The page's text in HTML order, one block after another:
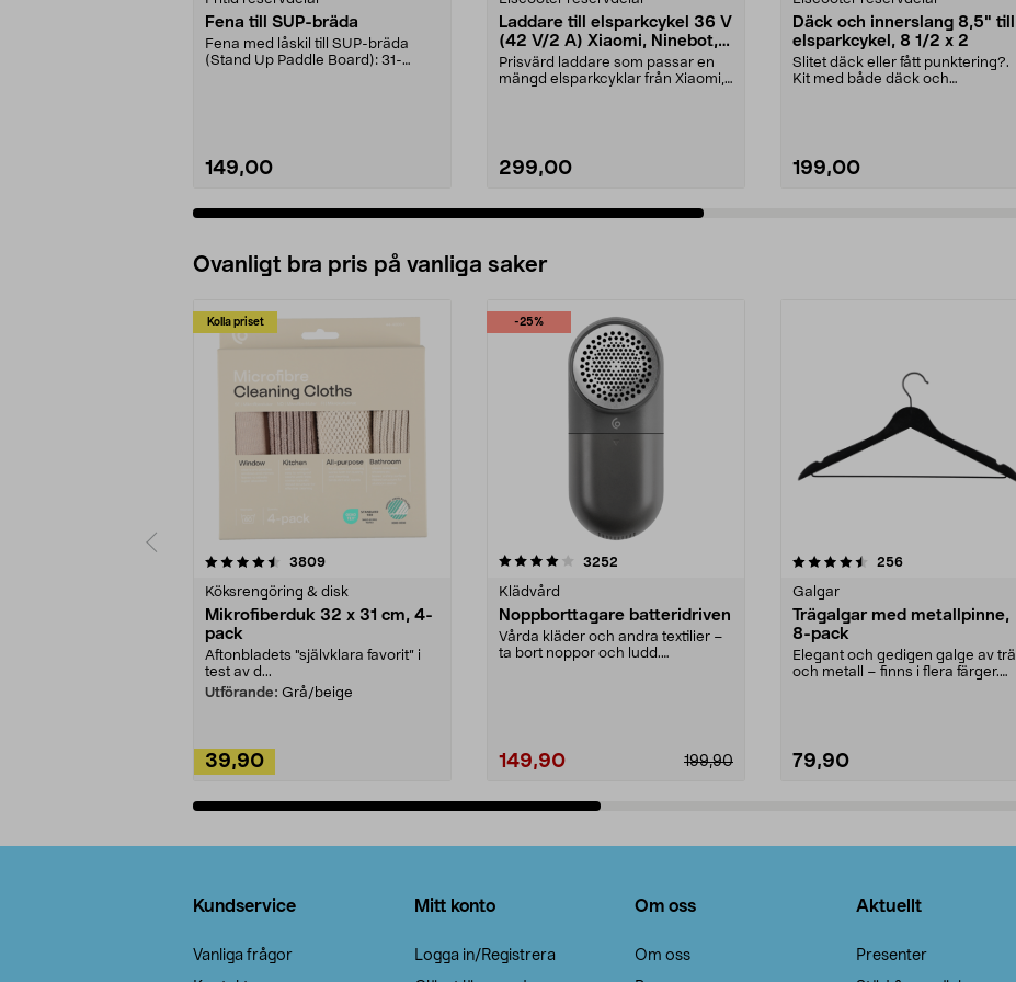
Fena till SUP-bräda
Fena med låskil till SUP-bräda
(Stand Up Paddle Board): 31-
149,00
Laddare till elsparkcykel 36 V
(42 V/2 A) Xiaomi, Ninebot,
E-Way m.fl.
Prisvärd laddare som passar en
mängd elsparkcyklar från Xiaomi,
299,00
Däck och innerslang 8,5" till
elsparkcykel, 8 1/2 x 2
Slitet däck eller fått punktering?.
Kit med både däck och
199,00
Ovanligt bra pris på vanliga saker
Kolla priset
3809recensioner
Köksrengöring & disk
Mikrofiberduk 32 x 31 cm, 4-
pack
Aftonbladets "självklara favorit” i
test av d...
Utförande: Grå/beige
39,90
-25%
4.0av 5 stjärnor 3252
Klädvård
Noppborttagare batteridriven
Vårda kläder och andra textilier –
ta bort noppor och ludd.
199,90
149,90
4.5av 5 stjärnor 256recensioner
Galgar
Trägalgar med metallpinne,
8-pack
Elegant och gedigen galge av trä
och metall – finns i flera färger.
79,90
4.0av 5 stjärnor
Kundservice
Vanliga frågor
Mitt konto
Logga in/Registrera
Om oss
Om oss
Aktuellt
Presenter